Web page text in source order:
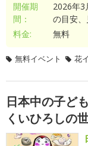
開催期
間：
2026年3
の目安
料金:
無料
無料イベント 花
日本中の子ど
くいひろしの